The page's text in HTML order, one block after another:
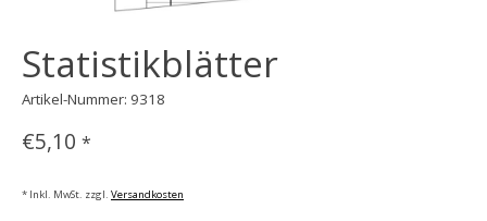
Statistikblätter
Artikel-Nummer: 9318
€5,10 *
* Inkl. MwSt. zzgl. Versandkosten